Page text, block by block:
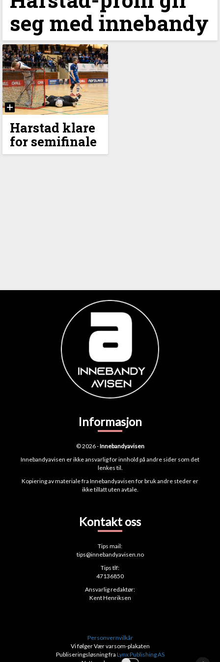
seg med innebandy
Harstad klare
for semifinale
Informasjon
© 2026 -Innebandyavisen
Innebandyavisen er ikke ansvarlig for innhold på andre sider som det
lenkes til.
Kopiering av materiale fra Innebandyavisen for bruk andre steder er
ikke tillatt uten avtale.
Kontakt oss
Tips mail:
tips@innebandyavisen.no
Tips tlf:
47136850
Ansvarlig redaktør:
Kent Henriksen
Personvernvilkår
Vi følger Vær varsom-plakaten
Publiseringsløsning fra Lynx Publishing AS